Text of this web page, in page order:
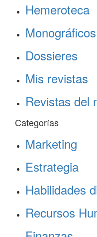
Hemeroteca
Monográficos
Dossieres
Mis revistas
Revistas del
Categorías
Marketing
Estrategia
Habilidades
Recursos